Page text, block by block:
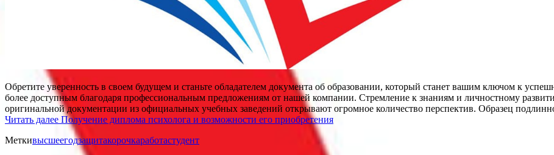
Обретите уверенность в своем будущем и станьте обладателем документа об образовании, который станет вашим ключом к
более доступным благодаря профессиональным предложениям от нашей компании. Стремление к знаниям и личностному
оригинальной документации из официальных учебных заведений открывают огромное количество перспектив. Образец
Читать далее Получение диплома психолога и возможности его приобретения
Меткивысшеегодзащитакорочкаработастудент